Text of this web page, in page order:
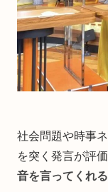
社会問題や時事
を突く発言が評
音を言ってくれる